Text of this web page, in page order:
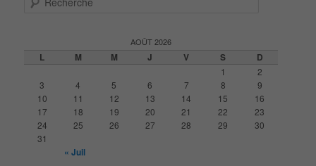
AOÛT 2026
L M M J V S D
1
2
3
4 5 6 7 8
9
10
11 12 13 14 15
16
17
18 19 20 21 22
23
24
25 26 27 28 29
30
31
« Juil